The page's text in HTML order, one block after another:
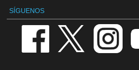
SÍGUENOS